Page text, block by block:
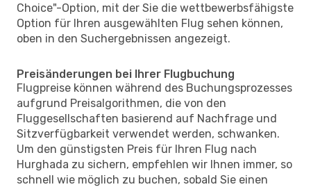
Choice"-Option, mit der Sie die wettbewerbsfähigste
Option für Ihren ausgewählten Flug sehen können,
oben in den Suchergebnissen angezeigt.
Preisänderungen bei Ihrer Flugbuchung
Flugpreise können während des Buchungsprozesses
aufgrund Preisalgorithmen, die von den
Fluggesellschaften basierend auf Nachfrage und
Sitzverfügbarkeit verwendet werden, schwanken.
Um den günstigsten Preis für Ihren Flug nach
Hurghada zu sichern, empfehlen wir Ihnen immer, so
schnell wie möglich zu buchen, sobald Sie einen